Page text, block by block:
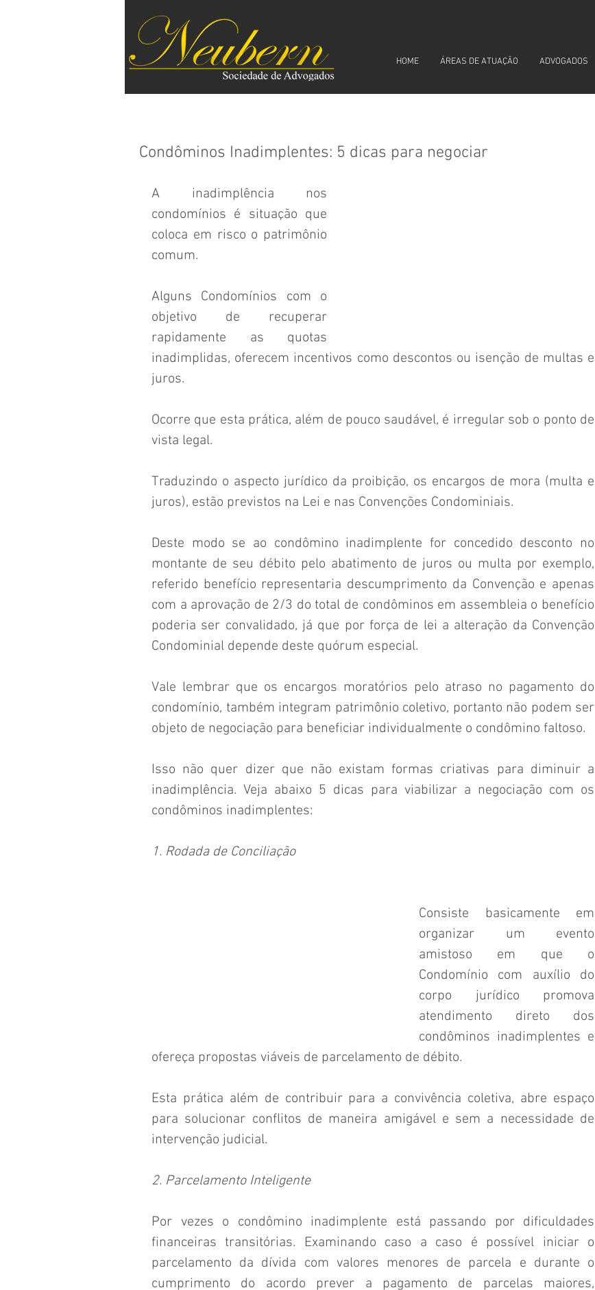
HOME ÁREAS DE ATUAÇÃO ADVOGADOS
Condôminos Inadimplentes: 5 dicas para negociar
A inadimplência nos
condomínios é situação que
coloca em risco o patrimônio
comum.
Alguns Condomínios com o
objetivo de recuperar
rapidamente as quotas
inadimplidas, oferecem incentivos como descontos ou isenção de multas e
juros.
Ocorre que esta prática, além de pouco saudável, é irregular sob o ponto de
vista legal.
Traduzindo o aspecto jurídico da proibição, os encargos de mora (multa e
juros), estão previstos na Lei e nas Convenções Condominiais.
Deste modo se ao condômino inadimplente for concedido desconto no
montante de seu débito pelo abatimento de juros ou multa por exemplo,
referido benefício representaria descumprimento da Convenção e apenas
com a aprovação de 2/3 do total de condôminos em assembleia o benefício
poderia ser convalidado, já que por força de lei a alteração da Convenção
Condominial depende deste quórum especial.
Vale lembrar que os encargos moratórios pelo atraso no pagamento do
condomínio, também integram patrimônio coletivo, portanto não podem ser
objeto de negociação para beneficiar individualmente o condômino faltoso.
Isso não quer dizer que não existam formas criativas para diminuir a
inadimplência. Veja abaixo 5 dicas para viabilizar a negociação com os
condôminos inadimplentes:
1. Rodada de Conciliação
Consiste basicamente em
organizar um evento
amistoso em que o
Condomínio com auxílio do
corpo jurídico promova
atendimento direto dos
condôminos inadimplentes e
ofereça propostas viáveis de parcelamento de débito.
Esta prática além de contribuir para a convivência coletiva, abre espaço
para solucionar conflitos de maneira amigável e sem a necessidade de
intervenção judicial.
2. Parcelamento Inteligente
Por vezes o condômino inadimplente está passando por dificuldades
financeiras transitórias. Examinando caso a caso é possível iniciar o
parcelamento da dívida com valores menores de parcela e durante o
cumprimento do acordo prever a pagamento de parcelas maiores,